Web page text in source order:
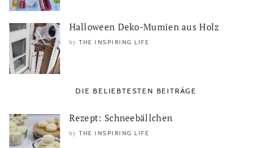
Halloween Deko-Mumien aus Holz
by THE INSPIRING LIFE
DIE BELIEBTESTEN BEITRÄGE
Rezept: Schneebällchen
by THE INSPIRING LIFE